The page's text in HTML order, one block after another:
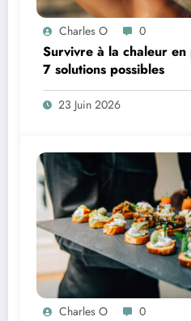
Charles O 0
Survivre à la chaleur en
7 solutions possibles
23 Juin 2026
Charles O 0